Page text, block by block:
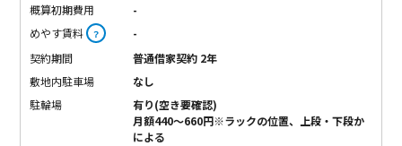
概算初期費用
-
めやす賃料 ？
-
契約期間
普通借家契約 2年
敷地内駐車場
なし
駐輪場
有り(空き要確認)
月額440～660円※ラックの位置、上段・下段か
による